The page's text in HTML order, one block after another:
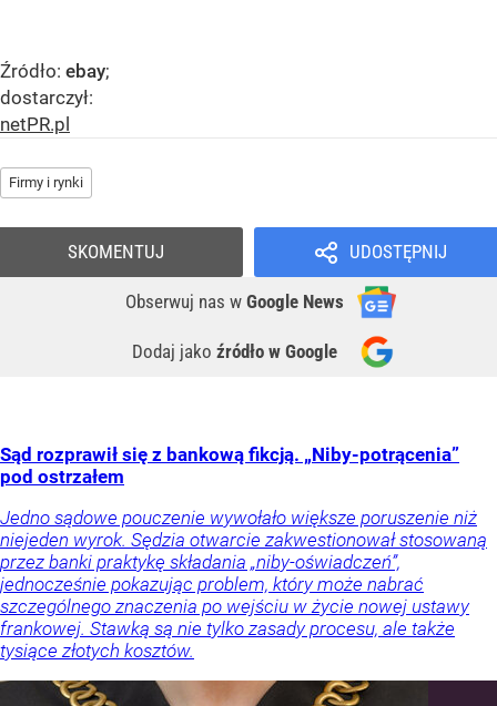
Źródło: ebay;
dostarczył:
netPR.pl
Firmy i rynki
UDOSTĘPNIJ
Obserwuj nas w Google News
Dodaj jako źródło w Google
SKOMENTUJ
Sąd rozprawił się z bankową fikcją. „Niby-potrącenia”
pod ostrzałem
Jedno sądowe pouczenie wywołało większe poruszenie niż
niejeden wyrok. Sędzia otwarcie zakwestionował stosowaną
przez banki praktykę składania „niby-oświadczeń”,
jednocześnie pokazując problem, który może nabrać
szczególnego znaczenia po wejściu w życie nowej ustawy
frankowej. Stawką są nie tylko zasady procesu, ale także
tysiące złotych kosztów.